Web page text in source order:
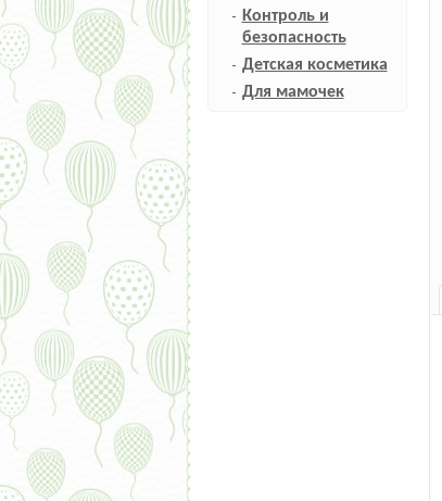
Контроль и
безопасность
Детская косметика
Для мамочек